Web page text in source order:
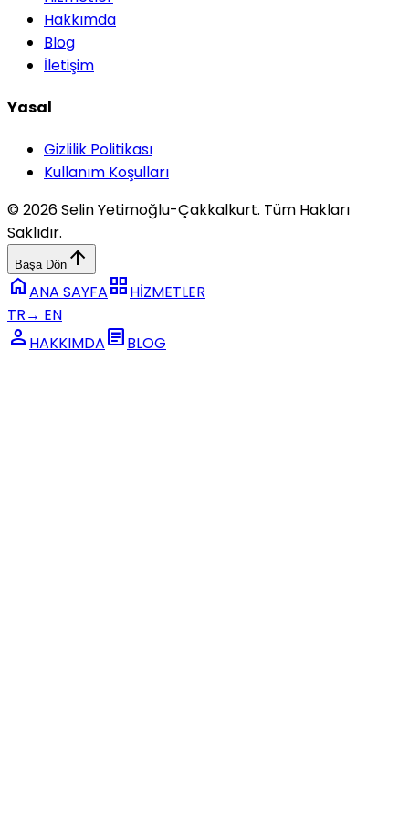
Hakkımda
Blog
İletişim
Yasal
Gizlilik Politikası
Kullanım Koşulları
© 2026 Selin Yetimoğlu-Çakkalkurt. Tüm Hakları
Saklıdır.
Başa Dön arrow_upward
homeANA SAYFAgrid_viewHİZMETLER
TR→ EN
person HAKKIMDAarticleBLOG